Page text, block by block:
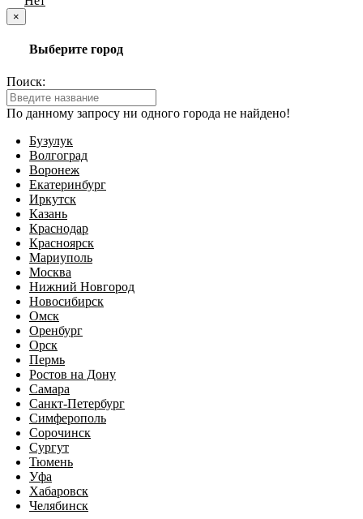
×
Выберите город
Поиск:
По данному запросу ни одного города не найдено!
Бузулук
Волгоград
Воронеж
Екатеринбург
Иркутск
Казань
Краснодар
Красноярск
Мариуполь
Москва
Нижний Новгород
Новосибирск
Омск
Оренбург
Орск
Пермь
Ростов на Дону
Самара
Санкт-Петербург
Симферополь
Сорочинск
Сургут
Тюмень
Уфа
Хабаровск
Челябинск